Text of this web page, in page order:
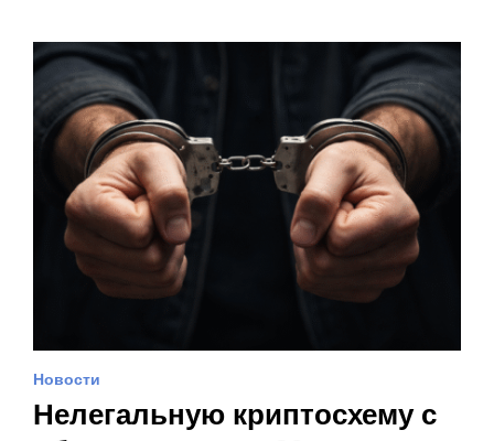
Новости
Нелегальную криптосхему с